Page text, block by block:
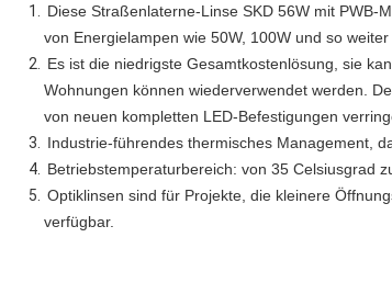
Diese Straßenlaterne-Linse SKD 56W mit PWB-
von Energielampen wie 50W, 100W und so weiter
Es ist die niedrigste Gesamtkostenlösung, sie
Wohnungen können wiederverwendet werden.
von neuen kompletten LED-Befestigungen
Industrie-führendes thermisches Management,
Betriebstemperaturbereich: von 35 Celsiusgrad
Optiklinsen sind für Projekte, die kleinere
verfügbar.